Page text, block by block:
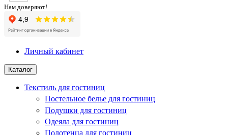
Нам доверяют!
Личный кабинет
Каталог
Текстиль для гостиниц
Постельное белье для гостиниц
Подушки для гостиниц
Одеяла для гостиниц
Полотенца для гостиниц